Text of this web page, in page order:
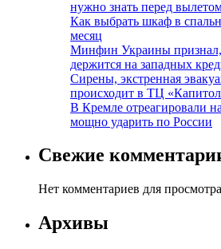
нужно знать перед
Как выбрать шкаф в
месяц
Минфин Украины
держится на западных
Сирены, экстренная
происходит в ТЦ
В Кремле отреагировали
мощно ударить по России
Свежие
Нет комментариев для
Архивы